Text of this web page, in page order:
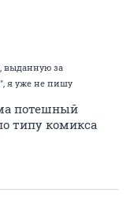
выданную за
я уже не пишу
потешный
типу комикса